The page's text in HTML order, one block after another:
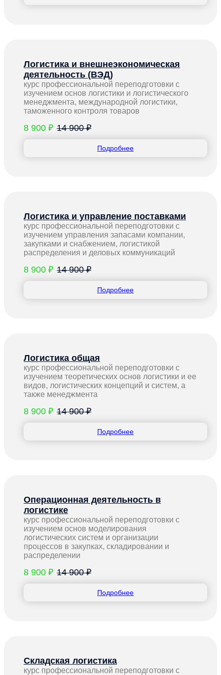
Логистика и внешнеэкономическая
деятельность (ВЭД)
курс профессиональной переподготовки с
изучением основ логистики и логистического
менеджмента, международной логистики,
таможенного контроля товаров
8 900 ₽ 14 900 ₽
Подробнее
Логистика и управление поставками
курс профессиональной переподготовки с
изучением управления запасами компании,
закупками и снабжением, логистикой
распределения и деловых коммуникаций
8 900 ₽ 14 900 ₽
Подробнее
Логистика общая
курс профессиональной переподготовки с
изучением теоретических основ логистики и ее
видов, логистических концепций и систем, а
также менеджмента
8 900 ₽ 14 900 ₽
Подробнее
Операционная деятельность в
логистике
курс профессиональной переподготовки с
изучением основ моделирования
логистических систем и организации
процессов в закупках, складировании и
распределении
8 900 ₽ 14 900 ₽
Подробнее
Складская логистика
курс профессиональной переподготовки с